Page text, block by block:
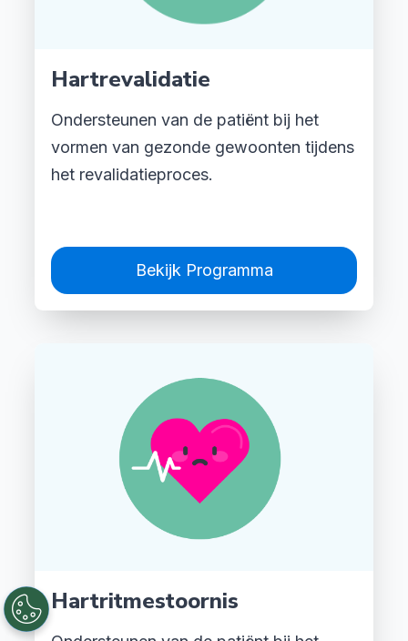
Hartrevalidatie
Ondersteunen van de patiënt bij het
vormen van gezonde gewoonten tijdens
het revalidatieproces.
Bekijk Programma
Hartritmestoornis